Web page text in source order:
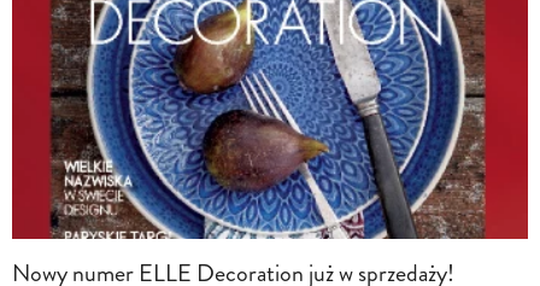
Nowy numer ELLE Decoration już w sprzedaży!